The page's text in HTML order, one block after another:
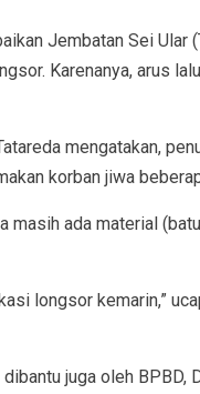
Jembatan Sei Ular
Karenanya, arus
mengatakan,
korban jiwa
masih ada material
longsor kemarin,”
juga oleh BPBD,